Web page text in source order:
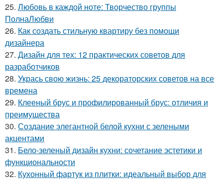
25. Любовь в каждой ноте: Творчество группы
ПолнаЛюбви
26. Как создать стильную квартиру без помощи
дизайнера
27. Дизайн для тех: 12 практических советов для
разработчиков
28. Укрась свою жизнь: 25 декораторских советов на все
времена
29. Клееный брус и профилированный брус: отличия и
преимущества
30. Создание элегантной белой кухни с зелеными
акцентами
31. Бело-зеленый дизайн кухни: сочетание эстетики и
функциональности
32. Кухонный фартук из плитки: идеальный выбор для